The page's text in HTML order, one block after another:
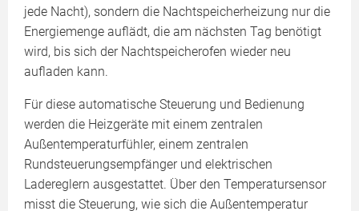
jede Nacht), sondern die Nachtspeicherheizung nur die
Energiemenge auflädt, die am nächsten Tag benötigt
wird, bis sich der Nachtspeicherofen wieder neu
aufladen kann.
Für diese automatische Steuerung und Bedienung
werden die Heizgeräte mit einem zentralen
Außentemperaturfühler, einem zentralen
Rundsteuerungsempfänger und elektrischen
Ladereglern ausgestattet. Über den Temperatursensor
misst die Steuerung, wie sich die Außentemperatur